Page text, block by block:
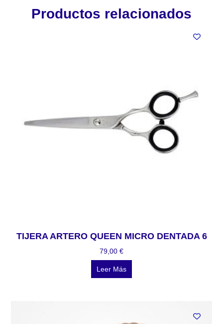
Productos relacionados
TIJERA ARTERO QUEEN MICRO DENTADA 6
79,00 €
Leer Más